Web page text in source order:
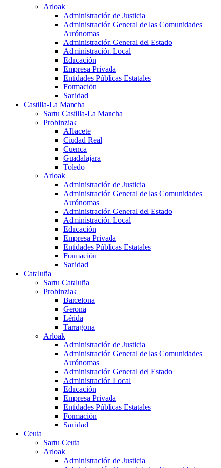
Arloak
Administración de Justicia
Administración General de las Comunidades
Autónomas
Administración General del Estado
Administración Local
Educación
Empresa Privada
Entidades Públicas Estatales
Formación
Sanidad
Castilla-La Mancha
Sartu Castilla-La Mancha
Probinziak
Albacete
Ciudad Real
Cuenca
Guadalajara
Toledo
Arloak
Administración de Justicia
Administración General de las Comunidades
Autónomas
Administración General del Estado
Administración Local
Educación
Empresa Privada
Entidades Públicas Estatales
Formación
Sanidad
Cataluña
Sartu Cataluña
Probinziak
Barcelona
Gerona
Lérida
Tarragona
Arloak
Administración de Justicia
Administración General de las Comunidades
Autónomas
Administración General del Estado
Administración Local
Educación
Empresa Privada
Entidades Públicas Estatales
Formación
Sanidad
Ceuta
Sartu Ceuta
Arloak
Administración de Justicia